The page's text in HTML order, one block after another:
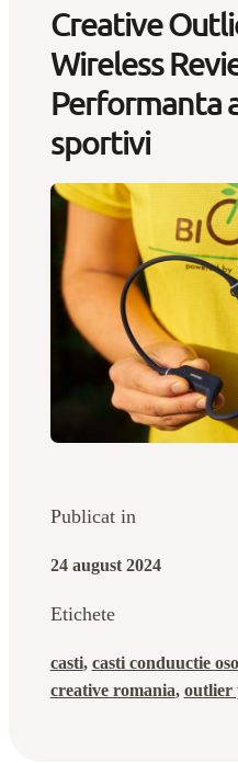
Creative
Wireless
Performanta
sportivi
Publicat in
24 august 2024
Etichete
casti, casti conduuctie
creative romania, outlier